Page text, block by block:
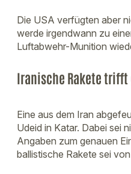
Die USA verfügten aber
werde irgendwann zu
Luftabwehr-Munition
Iranische Rakete trifft
Eine aus dem Iran
Udeid in Katar. Dabei sei
Angaben zum genauen
ballistische Rakete sei